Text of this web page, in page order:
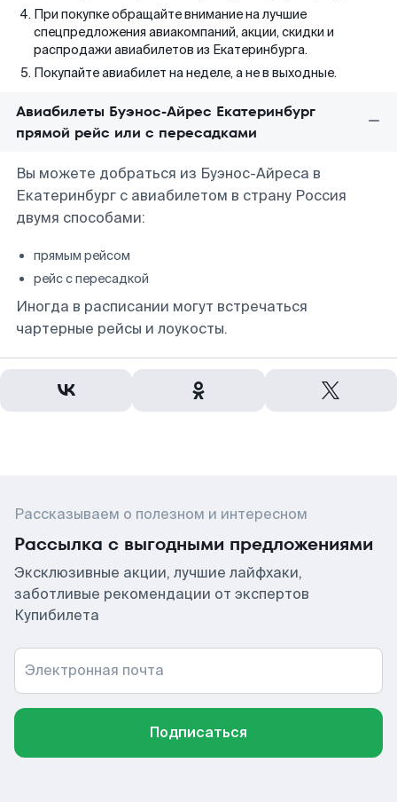
При покупке обращайте внимание на лучшие
спецпредложения авиакомпаний, акции, скидки и
распродажи авиабилетов из Екатеринбурга.
Покупайте авиабилет на неделе, а не в выходные.
Авиабилеты Буэнос-Айрес Екатеринбург
прямой рейс или с пересадками
Вы можете добраться из Буэнос-Айреса в
Екатеринбург с авиабилетом в страну Россия
двумя способами:
прямым рейсом
рейс с пересадкой
Иногда в расписании могут встречаться
чартерные рейсы и лоукосты.
Рассказываем о полезном и интересном
Рассылка с выгодными предложениями
Эксклюзивные акции, лучшие лайфхаки,
заботливые рекомендации от экспертов
Купибилета
Электронная почта
Подписаться